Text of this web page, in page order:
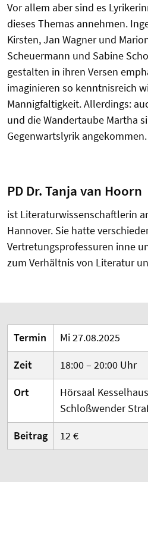
Vor allem aber sind es
dieses Themas annehmen.
Kirsten, Jan Wagner und
Scheuermann und Sabine
gestalten in ihren Versen
imaginieren so kenntnisreich
Mannigfaltigkeit. Allerdings:
und die Wandertaube Martha
Gegenwartslyrik angekommen.
PD Dr. Tanja van Hoorn
ist Literaturwissenschaftlerin
Hannover. Sie hatte
Vertretungsprofessuren inne
zum Verhältnis von Literatur
Termin
Mi 27.08.2025
Zeit
18:00 – 20:00 Uhr
Ort
Hörsaal
Schloßwender
Beitrag
12 €